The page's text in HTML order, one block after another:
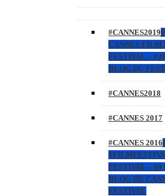
#CANNES2019
CANNES FILM
FESTIVAL –
BLOG DU
#CANNES2018
#CANNES 2017
#CANNES 2016
FESTIVAL – 69
BLOG DE
FESTIVAL